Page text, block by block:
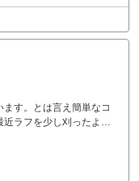
す。とは言え簡単なコ
ラフを少し刈ったよう